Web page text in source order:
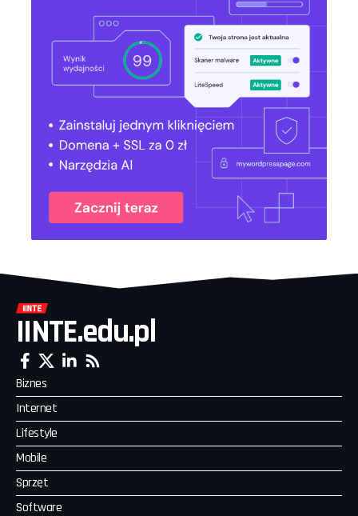
IINTE.edu.pl
Biznes
Internet
Lifestyle
Mobile
Sprzęt
Software